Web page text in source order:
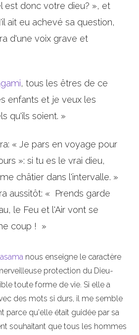
est donc votre dieu? », et
ait eu achevé sa question,
d'une voix grave et
, tous les êtres de ce
enfants et je veux les
qu'ils soient. »
« Je pars en voyage pour
»: si tu es le vrai dieu,
châtier dans l'intervalle. »
aussitôt: « Prends garde
le Feu et l'Air vont se
coup ! »
nous enseigne le caractère
protection du Dieu-
toute forme de vie. Si elle a
des mots si durs, il me semble
parce qu'elle était guidée par sa
souhaitant que tous les hommes